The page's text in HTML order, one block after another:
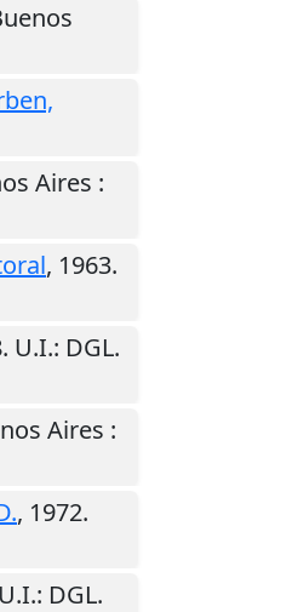
Aires :
, 1963.
. U.I.: DGL.
Aires :
, 1972.
U.I.: DGL.